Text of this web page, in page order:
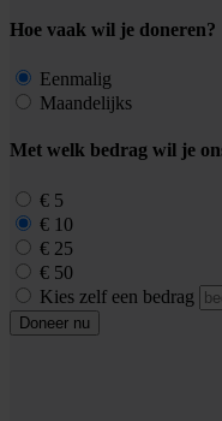
Hoe vaak wil je doneren?
Eenmalig
Maandelijks
Met welk bedrag wil je
€ 5
€ 10
€ 25
€ 50
Kies zelf een bedrag
Doneer nu